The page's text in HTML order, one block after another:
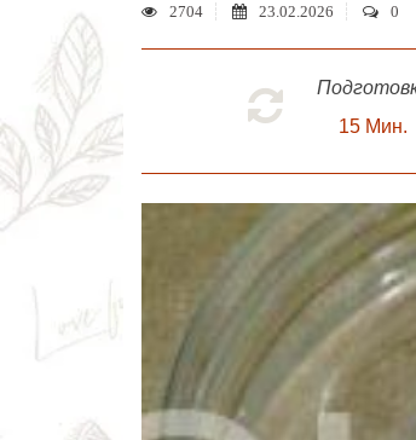
2704 23.02.2026 0
15 Мин.